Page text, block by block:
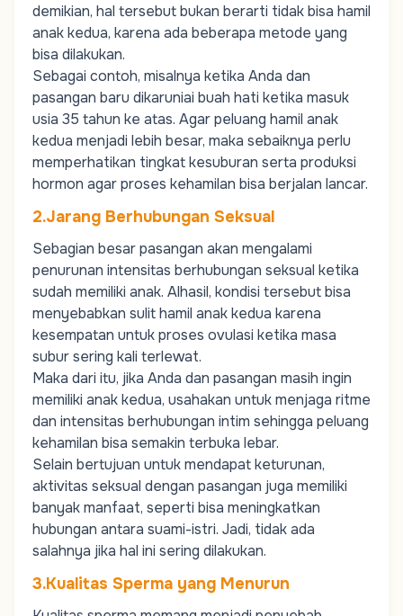
demikian, hal tersebut bukan berarti tidak bisa hamil
anak kedua, karena ada beberapa metode yang
bisa dilakukan.
Sebagai contoh, misalnya ketika Anda dan
pasangan baru dikaruniai buah hati ketika masuk
usia 35 tahun ke atas. Agar peluang hamil anak
kedua menjadi lebih besar, maka sebaiknya perlu
memperhatikan tingkat kesuburan serta produksi
hormon agar proses kehamilan bisa berjalan lancar.
2.Jarang Berhubungan Seksual
Sebagian besar pasangan akan mengalami
penurunan intensitas berhubungan seksual ketika
sudah memiliki anak. Alhasil, kondisi tersebut bisa
menyebabkan sulit hamil anak kedua karena
kesempatan untuk proses ovulasi ketika masa
subur sering kali terlewat.
Maka dari itu, jika Anda dan pasangan masih ingin
memiliki anak kedua, usahakan untuk menjaga ritme
dan intensitas berhubungan intim sehingga peluang
kehamilan bisa semakin terbuka lebar.
Selain bertujuan untuk mendapat keturunan,
aktivitas seksual dengan pasangan juga memiliki
banyak manfaat, seperti bisa meningkatkan
hubungan antara suami-istri. Jadi, tidak ada
salahnya jika hal ini sering dilakukan.
3.Kualitas Sperma yang Menurun